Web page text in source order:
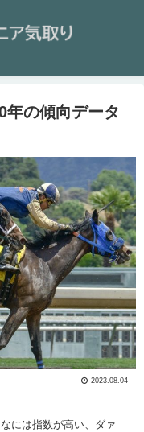
年の傾向データ
2023.08.04
には指数が高い、ダァ